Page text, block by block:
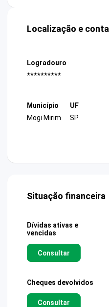
Localização e
Logradouro
**********
Município
Mogi Mirim
UF
SP
Situação financeira
Dívidas ativas e
vencidas
Consultar
Cheques devolvidos
Consultar